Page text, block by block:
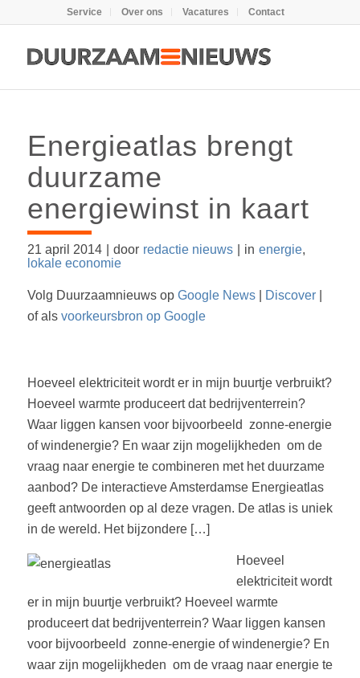
Service Over ons Vacatures Contact
Energieatlas brengt
duurzame
energiewinst in kaart
21 april 2014 door redactie nieuws in energie,
lokale economie
Volg Duurzaamnieuws op Google News| Discover|
of als voorkeursbron op Google
Hoeveel elektriciteit wordt er in mijn buurtje verbruikt?
Hoeveel warmte produceert dat bedrijventerrein?
Waar liggen kansen voor bijvoorbeeld zonne-energie
of windenergie? En waar zijn mogelijkheden om de
vraag naar energie te combineren met het duurzame
aanbod? De interactieve Amsterdamse Energieatlas
geeft antwoorden op al deze vragen. De atlas is uniek
in de wereld. Het bijzondere […]
Hoeveel
elektriciteit wordt
er in mijn buurtje verbruikt? Hoeveel warmte
produceert dat bedrijventerrein? Waar liggen kansen
voor bijvoorbeeld zonne-energie of windenergie? En
waar zijn mogelijkheden om de vraag naar energie te